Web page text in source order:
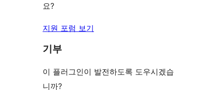
요?
지원 포럼 보기
기부
이 플러그인이 발전하도록 도우시겠습
니까?